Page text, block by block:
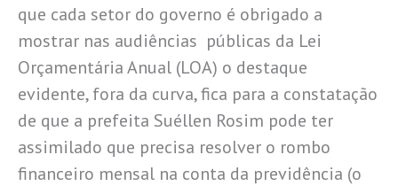
que cada setor do governo é obrigado a
mostrar nas audiências públicas da Lei
Orçamentária Anual (LOA) o destaque
evidente, fora da curva, fica para a constatação
de que a prefeita Suéllen Rosim pode ter
assimilado que precisa resolver o rombo
financeiro mensal na conta da previdência (o